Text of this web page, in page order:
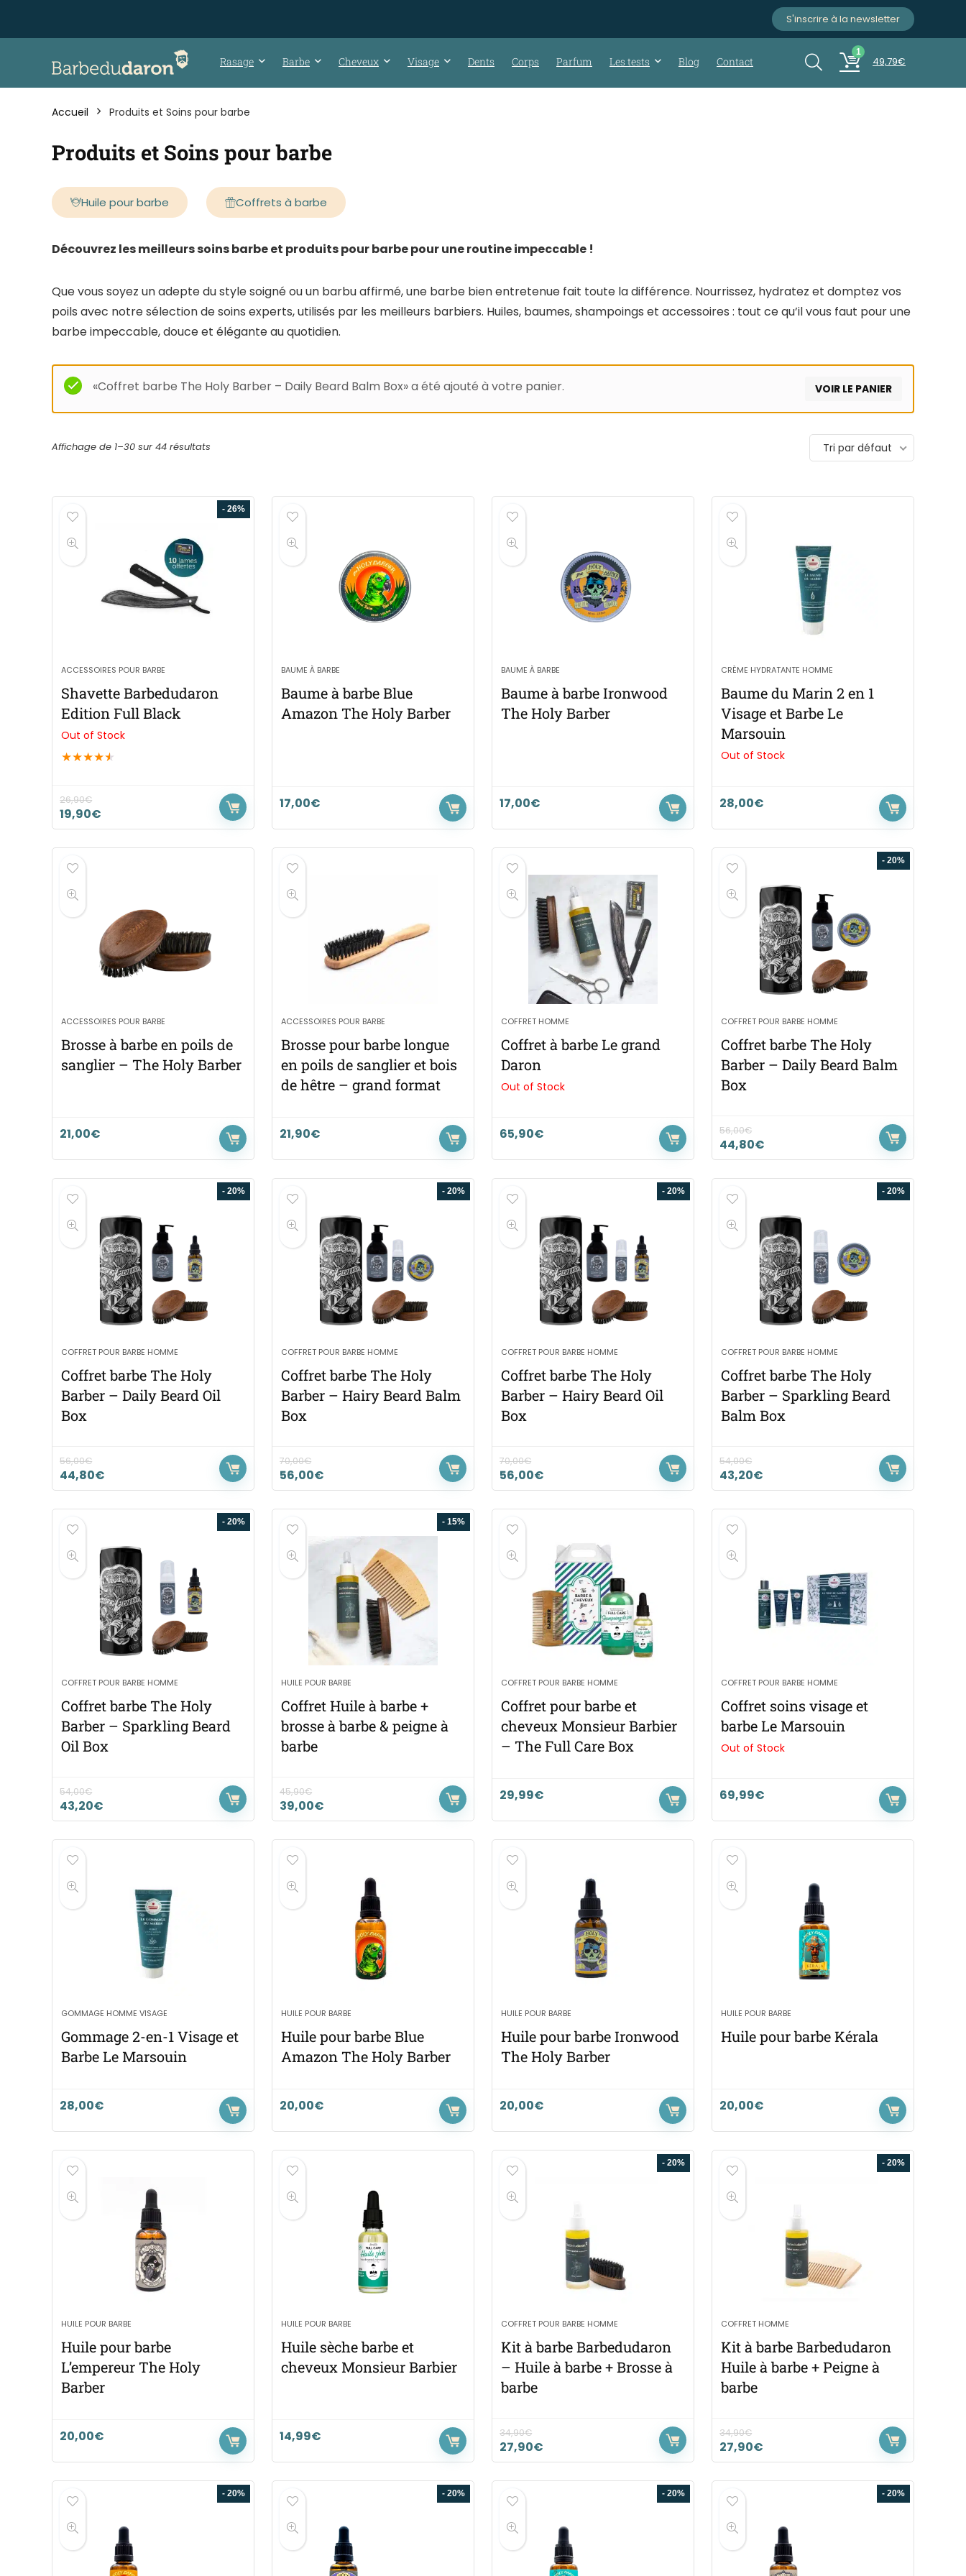
S'inscrire à la newsletter
Rasage Barbe Cheveux Visage Dents Corps Parfum Les tests Blog Contact
1
49,79€
Accueil Produits et Soins pour barbe
Produits et Soins pour barbe
Huile pour barbe Coffrets à barbe
Découvrez les meilleurs soins barbe et produits pour barbe pour une routine impeccable !
Que vous soyez un adepte du style soigné ou un barbu affirmé, une barbe bien entretenue fait toute la différence. Nourrissez, hydratez et domptez vos
poils avec notre sélection de soins experts, utilisés par les meilleurs barbiers. Huiles, baumes, shampoings et accessoires : tout ce qu’il vous faut pour une
barbe impeccable, douce et élégante au quotidien.
«Coffret barbe The Holy Barber – Daily Beard Balm Box» a été ajouté à votre panier. VOIR LE PANIER
Affichage de 1–30 sur 44 résultats Tri par défaut
- 26%
ACCESSOIRES POUR BARBE
Shavette Barbedudaron
Edition Full Black
Out of Stock
★★★★★
26,90€
19,90€
BAUME À BARBE
Baume à barbe Blue
Amazon The Holy Barber
17,00€
BAUME À BARBE
Baume à barbe Ironwood
The Holy Barber
17,00€
CRÈME HYDRATANTE HOMME
Baume du Marin 2 en 1
Visage et Barbe Le
Marsouin
Out of Stock
28,00€
ACCESSOIRES POUR BARBE
Brosse à barbe en poils de
sanglier – The Holy Barber
21,00€
ACCESSOIRES POUR BARBE
Brosse pour barbe longue
en poils de sanglier et bois
de hêtre – grand format
21,90€
COFFRET HOMME
Coffret à barbe Le grand
Daron
Out of Stock
65,90€
- 20%
COFFRET POUR BARBE HOMME
Coffret barbe The Holy
Barber – Daily Beard Balm
Box
56,00€
44,80€
- 20%
COFFRET POUR BARBE HOMME
Coffret barbe The Holy
Barber – Daily Beard Oil
Box
56,00€
44,80€
- 20%
COFFRET POUR BARBE HOMME
Coffret barbe The Holy
Barber – Hairy Beard Balm
Box
70,00€
56,00€
- 20%
COFFRET POUR BARBE HOMME
Coffret barbe The Holy
Barber – Hairy Beard Oil
Box
70,00€
56,00€
- 20%
COFFRET POUR BARBE HOMME
Coffret barbe The Holy
Barber – Sparkling Beard
Balm Box
54,00€
43,20€
- 20%
COFFRET POUR BARBE HOMME
Coffret barbe The Holy
Barber – Sparkling Beard
Oil Box
54,00€
43,20€
- 15%
HUILE POUR BARBE
Coffret Huile à barbe +
brosse à barbe & peigne à
barbe
45,90€
39,00€
COFFRET POUR BARBE HOMME
Coffret pour barbe et
cheveux Monsieur Barbier
– The Full Care Box
29,99€
COFFRET POUR BARBE HOMME
Coffret soins visage et
barbe Le Marsouin
Out of Stock
69,99€
GOMMAGE HOMME VISAGE
Gommage 2-en-1 Visage et
Barbe Le Marsouin
28,00€
HUILE POUR BARBE
Huile pour barbe Blue
Amazon The Holy Barber
20,00€
HUILE POUR BARBE
Huile pour barbe Ironwood
The Holy Barber
20,00€
HUILE POUR BARBE
Huile pour barbe Kérala
20,00€
HUILE POUR BARBE
Huile pour barbe
L’empereur The Holy
Barber
20,00€
HUILE POUR BARBE
Huile sèche barbe et
cheveux Monsieur Barbier
14,99€
- 20%
COFFRET POUR BARBE HOMME
Kit à barbe Barbedudaron
– Huile à barbe + Brosse à
barbe
34,90€
27,90€
- 20%
COFFRET HOMME
Kit à barbe Barbedudaron
Huile à barbe + Peigne à
barbe
34,90€
27,90€
- 20% - 20% - 20% - 20%